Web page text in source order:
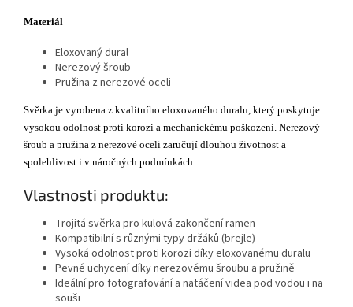
Materiál
Eloxovaný dural
Nerezový šroub
Pružina z nerezové oceli
Svěrka je vyrobena z kvalitního eloxovaného duralu, který poskytuje
vysokou odolnost proti korozi a mechanickému poškození. Nerezový
šroub a pružina z nerezové oceli zaručují dlouhou životnost a
spolehlivost i v náročných podmínkách.
Vlastnosti produktu:
Trojitá svěrka pro kulová zakončení ramen
Kompatibilní s různými typy držáků (brejle)
Vysoká odolnost proti korozi díky eloxovanému duralu
Pevné uchycení díky nerezovému šroubu a pružině
Ideální pro fotografování a natáčení videa pod vodou i na
souši